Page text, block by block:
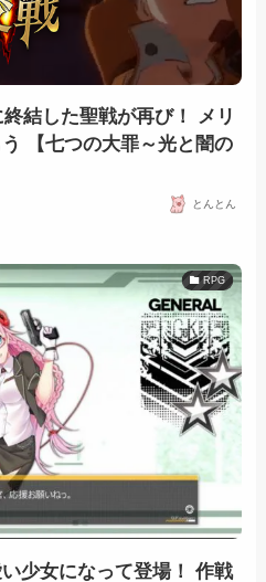
終結した聖戦が再び！ メリ
【七つの大罪～光と闇の
とんとん
RPG
い少女になって登場！ 作戦